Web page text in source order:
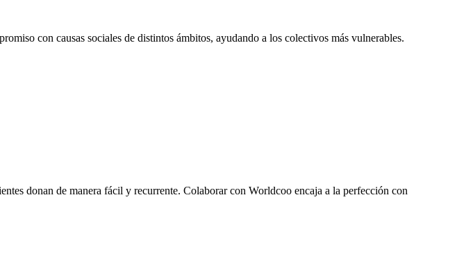
con causas sociales de distintos ámbitos, ayudando a los colectivos más vulnerables.
donan de manera fácil y recurrente. Colaborar con Worldcoo encaja a la perfección con